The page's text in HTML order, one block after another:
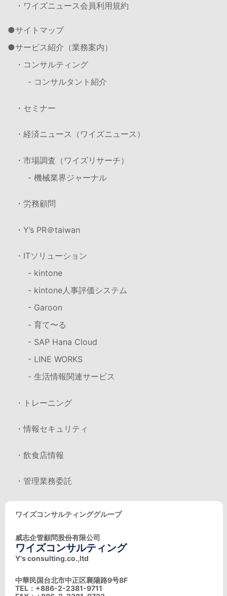
・ワイズニュース会員利用規約
サイトマップ
サービス紹介（業務案内）
・コンサルティング
- コンサルタント紹介
・セミナー
・経済ニュース（ワイズニュース）
・市場調査（ワイズリサーチ）
- 機械業界ジャーナル
・労務顧問
・Y’s PR＠taiwan
・ITソリューション
- kintone
- kintone人事評価システム
- Garoon
- 育て〜る
- SAP Hana Cloud
- LINE WORKS
- 生活情報関連サービス
・トレーニング
・情報セキュリティ
・飲食店情報
・管理業務委託
ワイズコンサルティンググループ
威志企管顧問股份有限公司
ワイズコンサルティング
Y's consulting.co.,ltd
中華民国台北市中正区襄陽路9号8F
TEL：+886-2-2381-9711